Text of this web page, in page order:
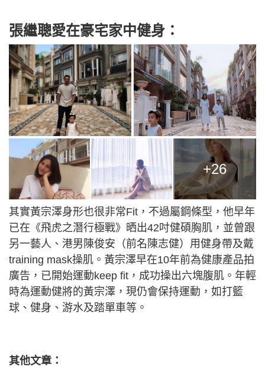
張繼聰愛在豪宅家中健身：
+26
其實黃宗澤身形也很非常Fit，不過屬鋼條型，他早年
已在《飛虎之潛行極戰》晒出42吋健碩胸肌，並曾跟
另一藝人、港男陳俊安（前名陳志健）用健身帶及戴
training mask操肌。黃宗澤早在10年前為健康產品拍
廣告，已開始運動keep fit，成功操出六塊腹肌。年輕
時為運動健將的黃宗澤，現仍會保持運動，如打籃
球、健身、游水及踏單車等。
其他文章：